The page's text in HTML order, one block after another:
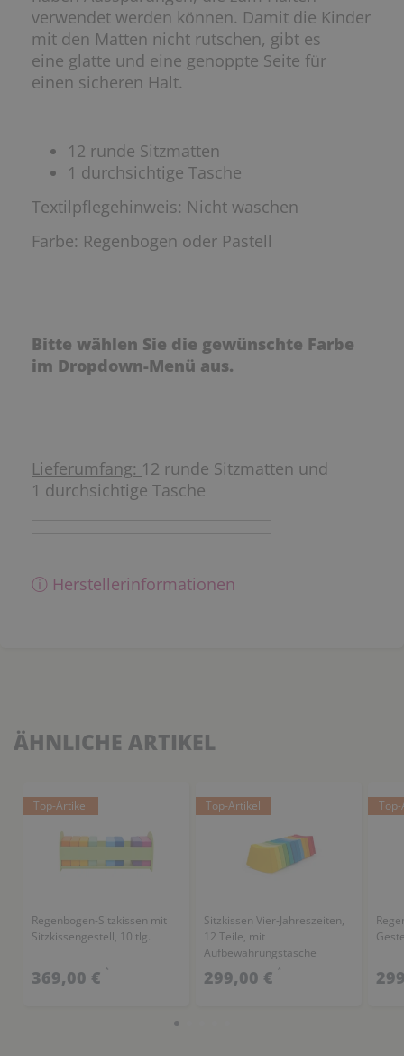
verwendet werden können. Damit die Kinder
mit den Matten nicht rutschen, gibt es
eine glatte und eine genoppte Seite für
einen sicheren Halt.
12 runde Sitzmatten
1 durchsichtige Tasche
Textilpflegehinweis: Nicht waschen
Farbe: Regenbogen oder Pastell
Bitte wählen Sie die gewünschte Farbe
im Dropdown-Menü aus.
Lieferumfang: 12 runde Sitzmatten und
1 durchsichtige Tasche
ⓘ Herstellerinformationen
ÄHNLICHE ARTIKEL
Top-Artikel
Regenbogen-Sitzkissen mit
Sitzkissengestell, 10 tlg.
369,00 € *
Top-Artikel
Sitzkissen Vier-Jahreszeiten,
12 Teile, mit
Aufbewahrungstasche
299,00 € *